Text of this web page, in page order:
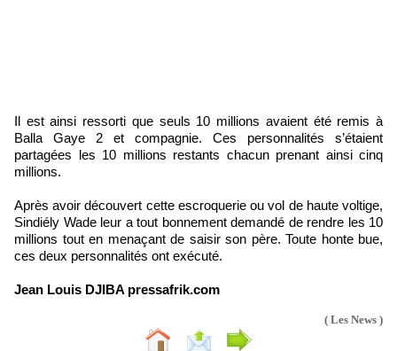
Il est ainsi ressorti que seuls 10 millions avaient été remis à
Balla Gaye 2 et compagnie. Ces personnalités s’étaient
partagées les 10 millions restants chacun prenant ainsi cinq
millions.
Après avoir découvert cette escroquerie ou vol de haute voltige,
Sindiély Wade leur a tout bonnement demandé de rendre les 10
millions tout en menaçant de saisir son père. Toute honte bue,
ces deux personnalités ont exécuté.
Jean Louis DJIBA pressafrik.com
( Les News )